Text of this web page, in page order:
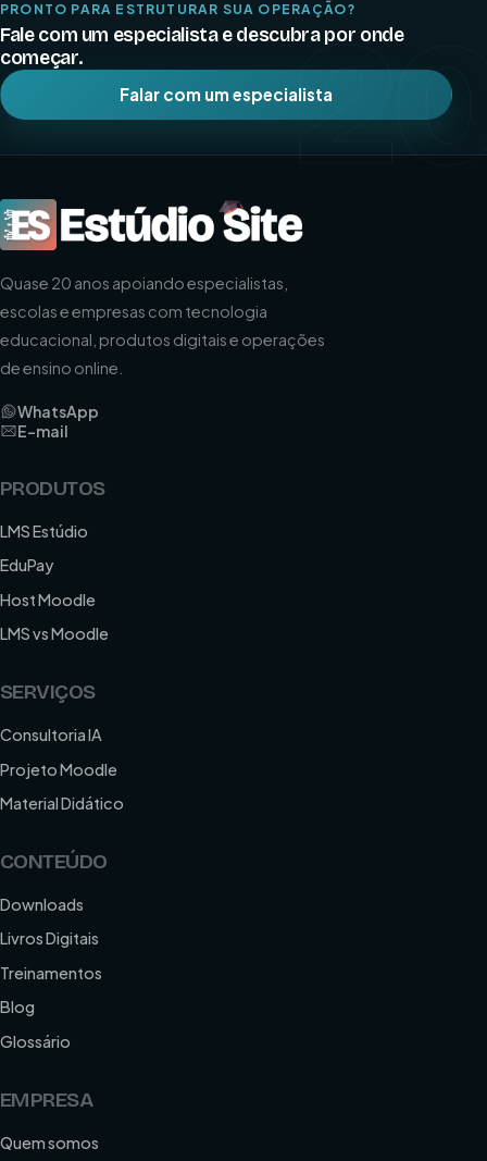
PRONTO PARA ESTRUTURAR SUA OPERAÇÃO?
Fale com um especialista e descubra por onde
começar.
Falar com um especialista
Quase 20 anos apoiando especialistas,
escolas e empresas com tecnologia
educacional, produtos digitais e operações
de ensino online.
WhatsApp
E-mail
PRODUTOS
LMS Estúdio
EduPay
Host Moodle
LMS vs Moodle
SERVIÇOS
Consultoria IA
Projeto Moodle
Material Didático
CONTEÚDO
Downloads
Livros Digitais
Treinamentos
Blog
Glossário
EMPRESA
Quem somos